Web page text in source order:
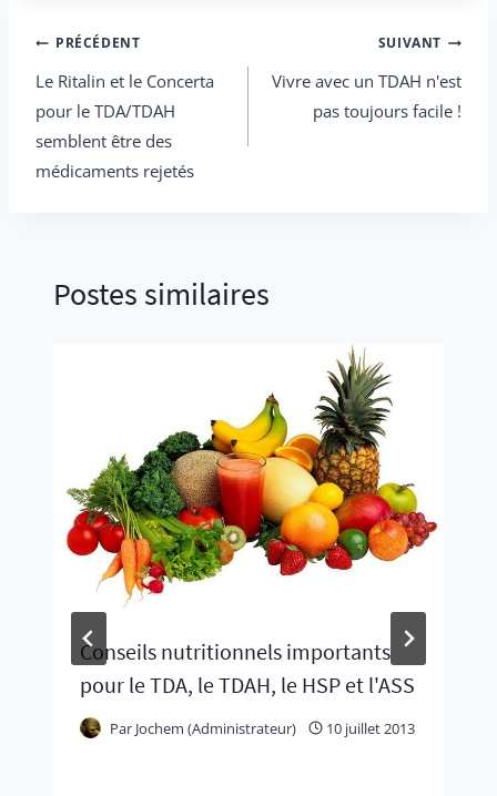
Navigation
de
l’article
PRÉCÉDENT
Le Ritalin et le Concerta
pour le TDA/TDAH
semblent être des
médicaments rejetés
SUIVANT
Vivre avec un TDAH n'est
pas toujours facile !
Postes similaires
Conseils nutritionnels importants
pour le TDA, le TDAH, le HSP et l'ASS
Par Jochem (Administrateur) 10 juillet 2013